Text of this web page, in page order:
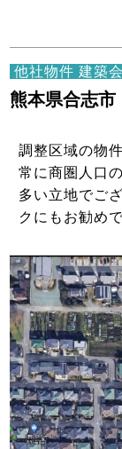
他社物件 建築
熊本県合志
調整区域の物
常に商圏人口の
多い立地でご
クにもお勧めで